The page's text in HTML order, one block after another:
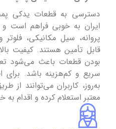
دسترسی به قطعات یدکی
ایران به خوبی فراهم است
پروانه، سیل مکانیکی،
قابل تأمین هستند. کیفیت
بودن قطعات باعث می‌شود
سریع و کم‌هزینه باشد. برای
به‌روز، کاربران می‌توانند از
معتبر استعلام کرده و اقدام به